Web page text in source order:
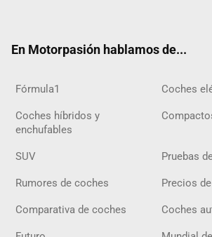
En Motorpasión hablamos de...
Fórmula1 Coches
Coches híbridos y
enchufables
SUV Pruebas
Rumores de coches Precios
Comparativa de coches Coches